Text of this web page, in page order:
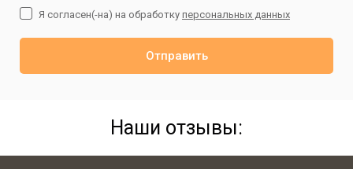
Отправить
Я согласен(-на) на обработку персональных данных
Наши отзывы: